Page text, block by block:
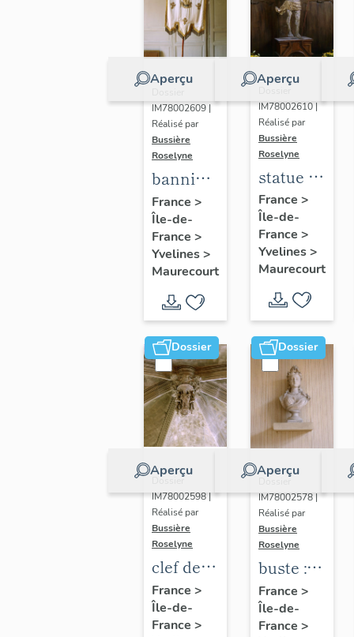
Aperçu
IM78002609 |
Réalisé par
Bussière
Roselyne
bannière
de
procession
:
Immaculée
Conception
France >
Île-de-
France >
Yvelines>
Maurecourt
Aperçu
IM78002610 |
Réalisé par
Bussière
Roselyne
statue :
Christ
glorieux
France >
Île-de-
France >
Yvelines>
Maurecourt
Dossier
Aperçu
Dossier
IM78002598 |
Réalisé par
Bussière
Roselyne
clef de
voûte
pendante
France >
Île-de-
France >
Dossier
Aperçu
IM78002578 |
Réalisé par
Bussière
Roselyne
buste :
Marianne
France >
Île-de-
France >